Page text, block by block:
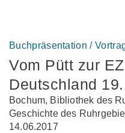
Buchpräsentation /
Vom Pütt zur
Deutschland
Bochum, Bibliothek des
Geschichte des
14.06.2017